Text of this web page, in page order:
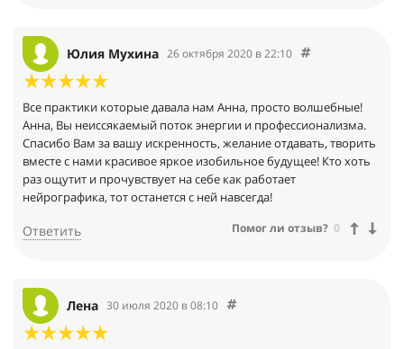
Юлия Мухина 26 октября 2020 в 22:10
Все практики которые давала нам Анна, просто волшебные!
Анна, Вы неиссякаемый поток энергии и профессионализма.
Спасибо Вам за вашу искренность, желание отдавать, творить
вместе с нами красивое яркое изобильное будущее! Кто хоть
раз ощутит и прочувствует на себе как работает
нейрографика, тот останется с ней навсегда!
Ответить Помог ли отзыв? 0
Лена 30 июля 2020 в 08:10